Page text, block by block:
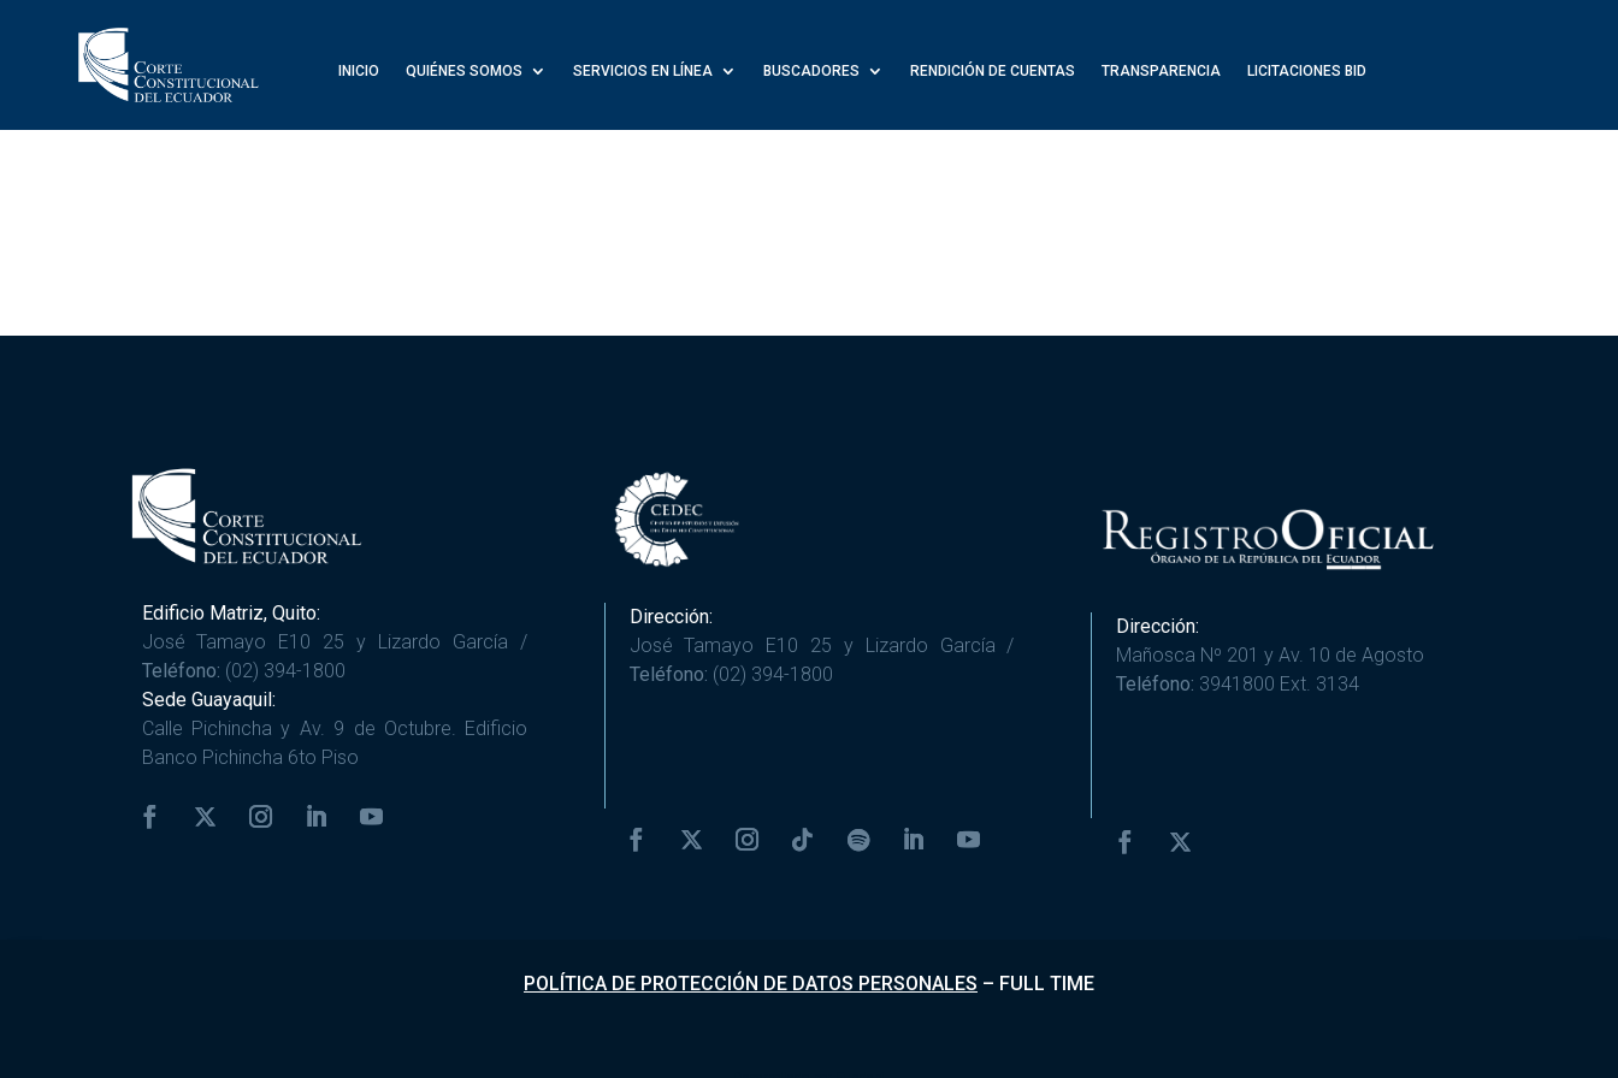
INICIO QUIÉNES SOMOS SERVICIOS EN LÍNEA BUSCADORES RENDICIÓN DE CUENTAS TRANSPARENCIA LICITACIONES BID
Edificio Matriz, Quito:
José Tamayo E10 25 y Lizardo García /
Teléfono: (02) 394-1800
Sede Guayaquil:
Calle Pichincha y Av. 9 de Octubre. Edificio
Banco Pichincha 6to Piso
Dirección:
José Tamayo E10 25 y Lizardo García /
Teléfono: (02) 394-1800
Dirección:
Mañosca Nº 201 y Av. 10 de Agosto
Teléfono: 3941800 Ext. 3134
POLÍTICA DE PROTECCIÓN DE DATOS PERSONALES – FULL TIME